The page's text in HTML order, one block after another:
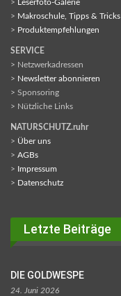
> Leserfoto-Galerie
> Makroschule, Tipps & Tricks
> Produktempfehlungen
SERVICE
> Netzwerkadressen
> Newsletter abonnieren
> Sponsoring
> Nützliche Links
NATURSCHUTZ.ruhr
> Über uns
> AGBs
> Impressum
> Datenschutz
Letzte Beiträge
DIE GOLDWESPE
24. Juni 2026